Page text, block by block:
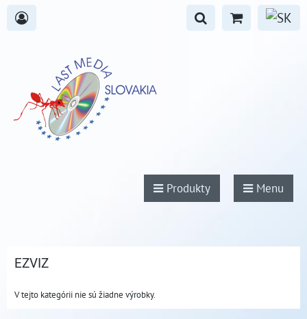
Produkty Menu
EZVIZ
V tejto kategórii nie sú žiadne výrobky.